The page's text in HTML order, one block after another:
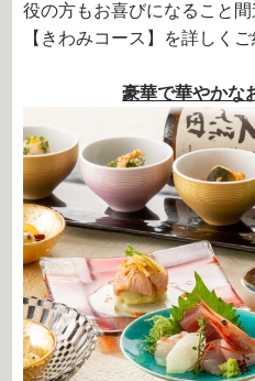
役の方もお喜びになること間
【きわみコース】を詳しくご
豪華で華やかな